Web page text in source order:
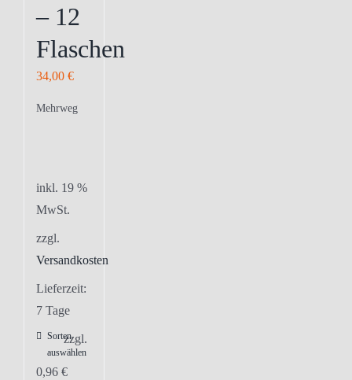
– 12
Flaschen
34,00 €
Mehrweg
inkl. 19 %
MwSt.
zzgl.
Versandkosten
Lieferzeit:
7 Tage
Sorten
auswählen
zzgl.
0,96 €